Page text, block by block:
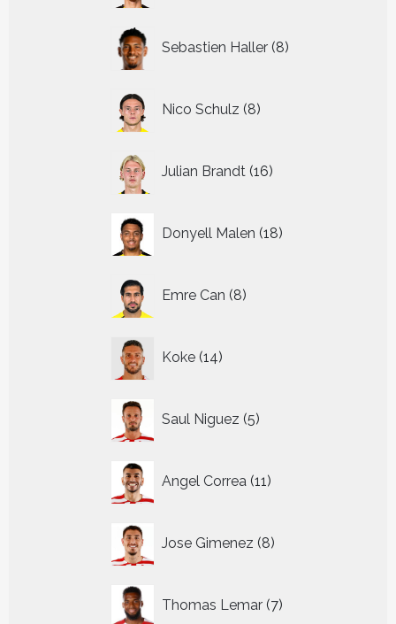
Sebastien Haller 8
producten
Nico Schulz 8
producten
Julian Brandt 16
producten
Donyell Malen 18
producten
Emre Can 8
producten
Koke 14
producten
Saul Niguez 5
producten
Angel Correa 11
producten
Jose Gimenez 8
producten
Thomas Lemar 7
producten